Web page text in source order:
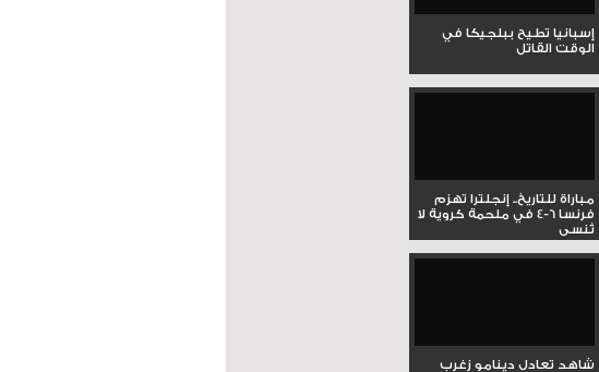
إسبانيا تطيح ببلجيكا في
الوقت القاتل
مباراة للتاريخ.. إنجلترا تهزم
فرنسا 6-4 في ملحمة كروية لا
تُنسى
شاهد تعادل دينامو زغرب